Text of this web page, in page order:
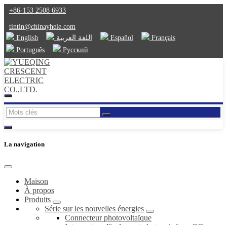
+86-153 2508 6933
tintin@chinayhele.com
English
اللغة العربية Español
Français
Português
Русский
La navigation
Maison
À propos
Produits
Série sur les nouvelles énergies
Connecteur photovoltaïque